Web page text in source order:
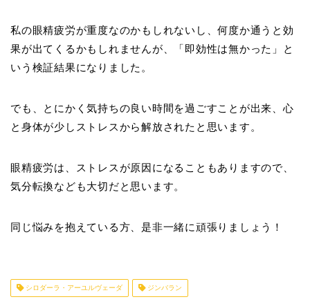
私の眼精疲労が重度なのかもしれないし、何度か通うと効
果が出てくるかもしれませんが、「即効性は無かった」と
いう検証結果になりました。
でも、とにかく気持ちの良い時間を過ごすことが出来、心
と身体が少しストレスから解放されたと思います。
眼精疲労は、ストレスが原因になることもありますので、
気分転換なども大切だと思います。
同じ悩みを抱えている方、是非一緒に頑張りましょう！
シロダーラ・アーユルヴェーダ ジンバラン